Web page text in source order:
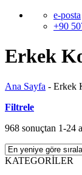
e-posta
+90
Erkek
Ana Sayfa - Erkek
Filtrele
968 sonuçtan 1-24
KATEGORİLER